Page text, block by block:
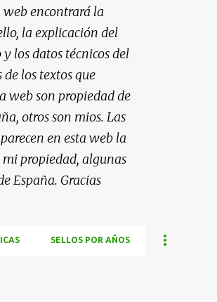
web encontrará la
la explicación del
los datos técnicos del
los textos que
web son propiedad de
otros son mios. Las
en esta web la
propiedad, algunas
España. Gracias
SELLOS POR AÑOS